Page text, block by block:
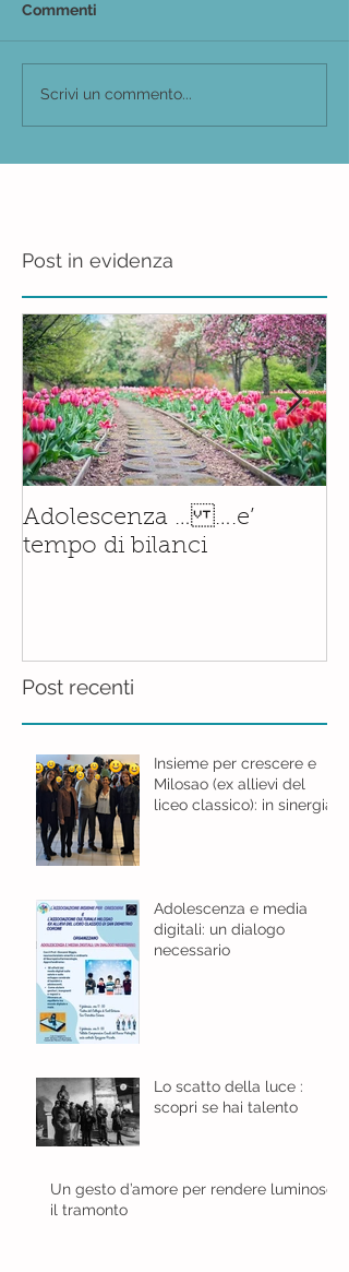
Commenti
Scrivi un commento...
Post in evidenza
Adolescenza … ….e’
tempo di bilanci
Post recenti
Insieme per crescere e
Milosao (ex allievi del
liceo classico): in sinergia
Adolescenza e media
digitali: un dialogo
necessario
Lo scatto della luce :
scopri se hai talento
Un gesto d’amore per rendere luminoso
il tramonto